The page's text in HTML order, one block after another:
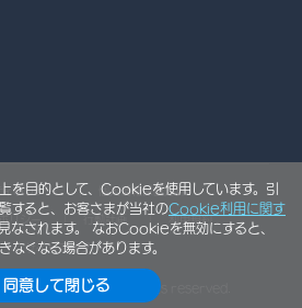
ィポリシー 個人情報保護方針
リシー 行動計画 利用規約
サイトマップ
Co., Ltd. All rights reserved.
を目的として、Cookieを使用しています。引
すると、お客さまが当社のCookie利用に関す
なされます。 なおCookieを無効にすると、
なくなる場合があります。
同意して閉じる